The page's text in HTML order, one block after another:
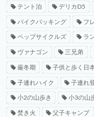
テント泊 デリカD5
バイクパッキング フ
ペップサイクルズ ラ
ヴァナゴン 三兄弟
厳冬期 子供と歩く日
子連れハイク 子連れ
小2の山歩き 小3の山
焚き火 父子キャンプ